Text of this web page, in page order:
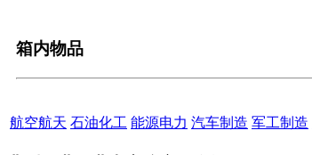
箱内物品
航空航天 石油化工 能源电力 汽车制造 军工制造